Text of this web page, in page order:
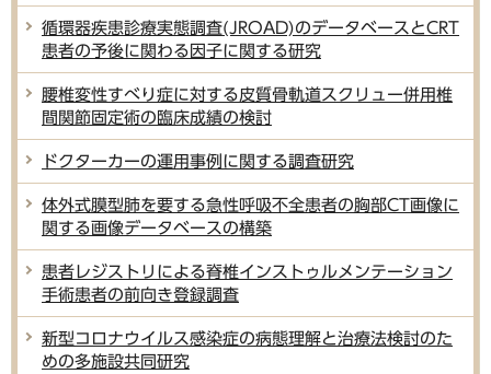
循環器疾患診療実態調査(JROAD)のデータベースとCRT
患者の予後に関わる因子に関する研究
腰椎変性すべり症に対する皮質骨軌道スクリュー併用椎
間関節固定術の臨床成績の検討
ドクターカーの運用事例に関する調査研究
体外式膜型肺を要する急性呼吸不全患者の胸部CT画像に
関する画像データベースの構築
患者レジストリによる脊椎インストゥルメンテーション
手術患者の前向き登録調査
新型コロナウイルス感染症の病態理解と治療法検討のた
めの多施設共同研究